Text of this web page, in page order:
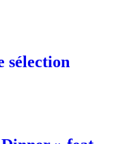
sélection